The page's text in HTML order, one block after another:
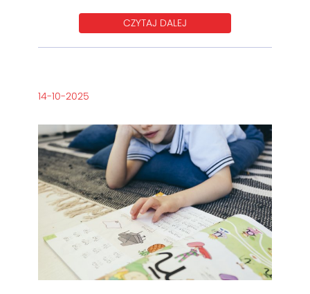
CZYTAJ DALEJ
14-10-2025